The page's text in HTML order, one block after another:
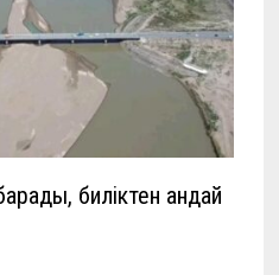
биліктен қандай